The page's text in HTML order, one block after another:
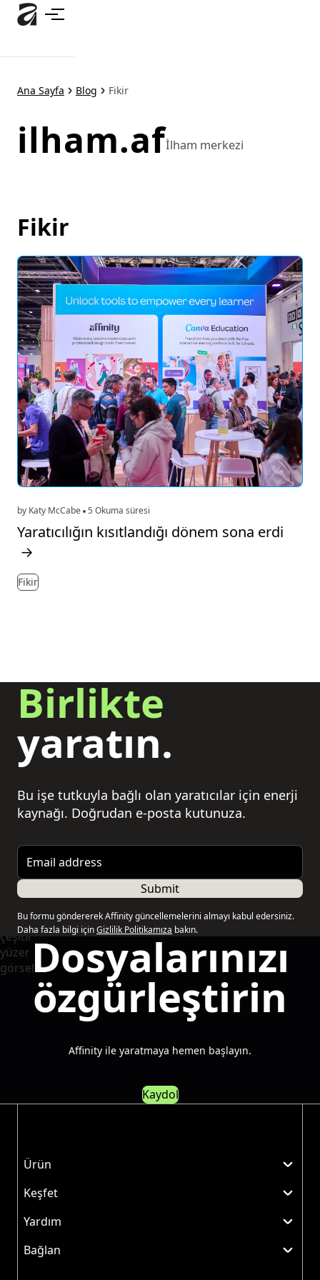
Ana
içeriğe
Ana Sayfa Blog Fikir
ilham.afİlham merkezi
Fikir
by Katy McCabe 5 Okuma süresi
Yaratıcılığın kısıtlandığı dönem sona erdi
→
Fikir
Birlikte
yaratın.
Bu işe tutkuyla bağlı olan yaratıcılar için enerji
kaynağı. Doğrudan e-posta kutunuza.
Email address
Submit
Bu formu göndererek Affinity güncellemelerini almayı kabul edersiniz.
Daha fazla bilgi içinGizlilik Politikamıza bakın.
Dosyalarınızı
özgürleştirin
Affinity ile yaratmaya hemen başlayın.
Kaydol
Ürün
Keşfet
Yardım
Bağlan